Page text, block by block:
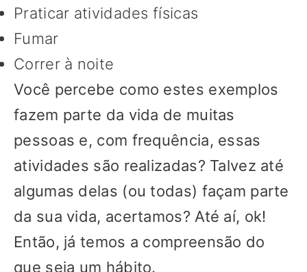
Praticar atividades físicas
Fumar
Correr à noite
Você percebe como estes exemplos
fazem parte da vida de muitas
pessoas e, com frequência, essas
atividades são realizadas? Talvez até
algumas delas (ou todas) façam parte
da sua vida, acertamos? Até aí, ok!
Então, já temos a compreensão do
que seja um hábito.